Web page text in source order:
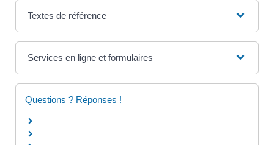
Textes de référence
Services en ligne et formulaires
Questions ? Réponses !